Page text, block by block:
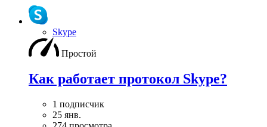
Skype
Простой
Как работает протокол Skype?
1 подписчик
25 янв.